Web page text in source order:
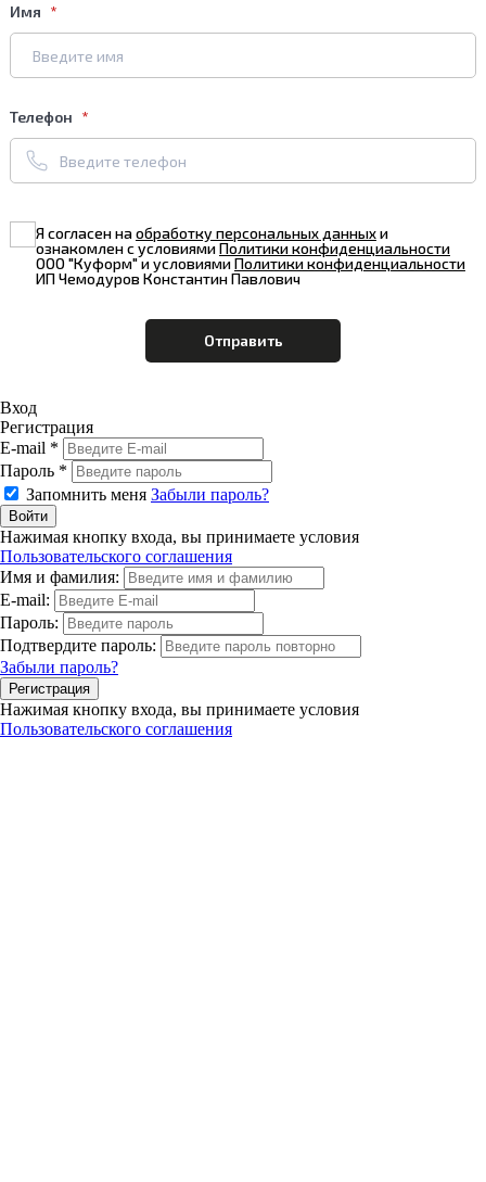
Имя
Телефон
Я согласен наобработку персональных данныхи
ознакомлен с условиямиПолитики конфиденциальности
ООО "Куформ" и условиямиПолитики конфиденциальности
ИП Чемодуров Константин Павлович
Вход
Регистрация
E-mail *
Пароль *
Запомнить меня Забыли пароль?
Нажимая кнопку входа, вы принимаете условия
Пользовательского соглашения
Имя и фамилия:
E-mail:
Пароль:
Подтвердите пароль:
Забыли пароль?
Нажимая кнопку входа, вы принимаете условия
Пользовательского соглашения